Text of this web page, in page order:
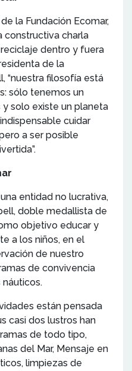
la Fundación Ecomar,
constructiva charla
dentro y fuera
de la
“nuestra filosofía está
sólo tenemos un
solo existe un planeta
cuidar
a ser posible
entidad no lucrativa,
doble medallista de
objetivo educar y
a los niños, en el
de nuestro
de convivencia
están pensada
casi dos lustros han
de todo tipo,
del Mar, Mensaje en
limpiezas de